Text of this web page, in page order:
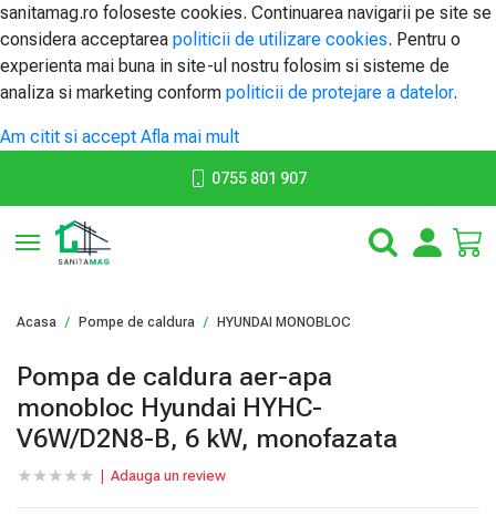
sanitamag.ro foloseste cookies. Continuarea navigarii pe site se
considera acceptarea politicii de utilizare cookies. Pentru o
experienta mai buna in site-ul nostru folosim si sisteme de
analiza si marketing conform politicii de protejare a datelor.
Am citit si accept Afla mai mult
0755 801 907
Toggle navigation
Acasa Pompe de caldura HYUNDAI MONOBLOC
Pompa de caldura aer-apa
monobloc Hyundai HYHC-
V6W/D2N8-B, 6 kW, monofazata
★★★★★
★★★★★ Adauga un review